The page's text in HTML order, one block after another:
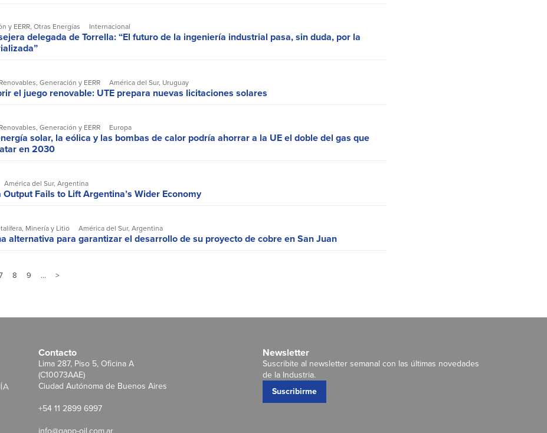
y EERR, Otras Energías Internacional
delegada de Torrella: “El futuro de la ingeniería industrial pasa, sin duda, por la
, Generación y EERR América del Sur, Uruguay
el juego renovable: UTE prepara nuevas licitaciones solares
, Generación y EERR Europa
solar, la eólica y las bombas de calor podría ahorrar a la UE el doble del gas que
en 2030
América del Sur, Argentina
Fails to Lift Argentina’s Wider Economy
, Minería y Litio América del Sur, Argentina
alternativa para garantizar el desarrollo de su proyecto de cobre en San Juan
8 9 … >
Contacto
Lima 287, Piso 5, Oficina A
(C10073AAE)
Ciudad Autónoma de Buenos Aires
+54 11 2899 6997
Newsletter
Suscribite al newsletter semanal con las últimas novedades
de la Industria.
Suscribirme